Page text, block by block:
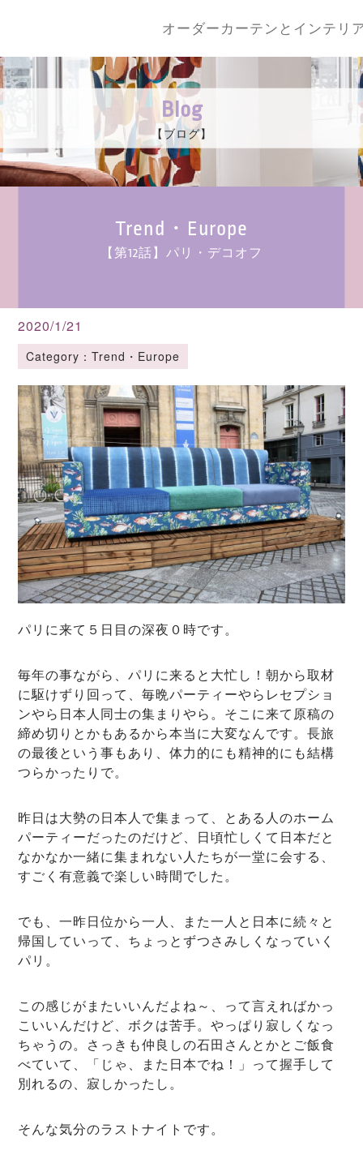
オーダーカーテンとインテリ
Blog
【ブログ】
Trend・Europe
【第12話】パリ・デコオフ
2020/1/21
Category：Trend・Europe
パリに来て５日目の深夜０時です。
毎年の事ながら、パリに来ると大忙し！朝から取材
に駆けずり回って、毎晩パーティーやらレセプショ
ンやら日本人同士の集まりやら。そこに来て原稿の
締め切りとかもあるから本当に大変なんです。長旅
の最後という事もあり、体力的にも精神的にも結構
つらかったりで。
昨日は大勢の日本人で集まって、とある人のホーム
パーティーだったのだけど、日頃忙しくて日本だと
なかなか一緒に集まれない人たちが一堂に会する、
すごく有意義で楽しい時間でした。
でも、一昨日位から一人、また一人と日本に続々と
帰国していって、ちょっとずつさみしくなっていく
パリ。
この感じがまたいいんだよね～、って言えればかっ
こいいんだけど、ボクは苦手。やっぱり寂しくなっ
ちゃうの。さっきも仲良しの石田さんとかとご飯食
べていて、「じゃ、また日本でね！」って握手して
別れるの、寂しかったし。
そんな気分のラストナイトです。